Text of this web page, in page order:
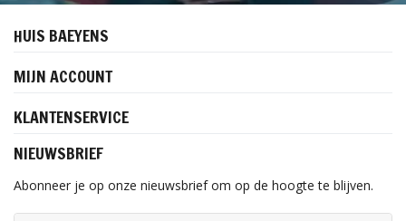
HUIS BAEYENS
MIJN ACCOUNT
KLANTENSERVICE
NIEUWSBRIEF
Abonneer je op onze nieuwsbrief om op de hoogte te blijven.